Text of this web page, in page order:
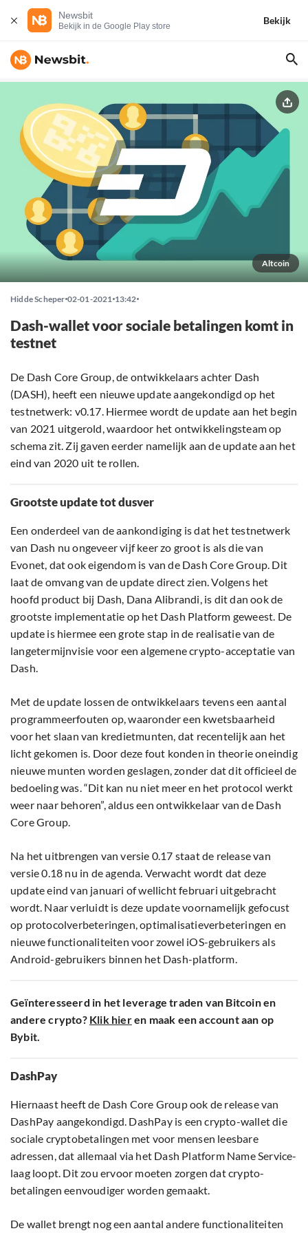
Newsbit
Bekijk in de Google Play store
Bekijk
Altcoin
Hidde Scheper 02-01-2021 13:42
Dash-wallet voor sociale betalingen komt in
testnet
De Dash Core Group, de ontwikkelaars achter Dash
(DASH), heeft een nieuwe update aangekondigd op het
testnetwerk: v0.17. Hiermee wordt de update aan het begin
van 2021 uitgerold, waardoor het ontwikkelingsteam op
schema zit. Zij gaven eerder namelijk aan de update aan het
eind van 2020 uit te rollen.
Grootste update tot dusver
Een onderdeel van de aankondiging is dat het testnetwerk
van Dash nu ongeveer vijf keer zo groot is als die van
Evonet, dat ook eigendom is van de Dash Core Group. Dit
laat de omvang van de update direct zien. Volgens het
hoofd product bij Dash, Dana Alibrandi, is dit dan ook de
grootste implementatie op het Dash Platform geweest. De
update is hiermee een grote stap in de realisatie van de
langetermijnvisie voor een algemene crypto-acceptatie van
Dash.
Met de update lossen de ontwikkelaars tevens een aantal
programmeerfouten op, waaronder een kwetsbaarheid
voor het slaan van kredietmunten, dat recentelijk aan het
licht gekomen is. Door deze fout konden in theorie oneindig
nieuwe munten worden geslagen, zonder dat dit officieel de
bedoeling was. “Dit kan nu niet meer en het protocol werkt
weer naar behoren”, aldus een ontwikkelaar van de Dash
Core Group.
Na het uitbrengen van versie 0.17 staat de release van
versie 0.18 nu in de agenda. Verwacht wordt dat deze
update eind van januari of wellicht februari uitgebracht
wordt. Naar verluidt is deze update voornamelijk gefocust
op protocolverbeteringen, optimalisatieverbeteringen en
nieuwe functionaliteiten voor zowel iOS-gebruikers als
Android-gebruikers binnen het Dash-platform.
Geïnteresseerd in het leverage traden van Bitcoin en
andere crypto? Klik hieren maak een account aan op
Bybit.
DashPay
Hiernaast heeft de Dash Core Group ook de release van
DashPay aangekondigd. DashPay is een crypto-wallet die
sociale cryptobetalingen met voor mensen leesbare
adressen, dat allemaal via het Dash Platform Name Service-
laag loopt. Dit zou ervoor moeten zorgen dat crypto-
betalingen eenvoudiger worden gemaakt.
De wallet brengt nog een aantal andere functionaliteiten